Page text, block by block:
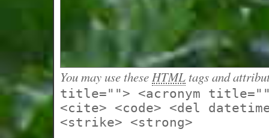
You may use theseHTML tags and
title=""> <acronym
<cite> <code> <del
<strike> <strong>